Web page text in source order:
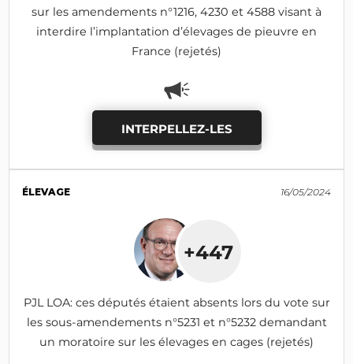
sur les amendements n°1216, 4230 et 4588 visant à
interdire l’implantation d’élevages de pieuvre en
France (rejetés)
INTERPELLEZ-LES
ÉLEVAGE 16/05/2024
+447
PJL LOA: ces députés étaient absents lors du vote sur
les sous-amendements n°5231 et n°5232 demandant
un moratoire sur les élevages en cages (rejetés)